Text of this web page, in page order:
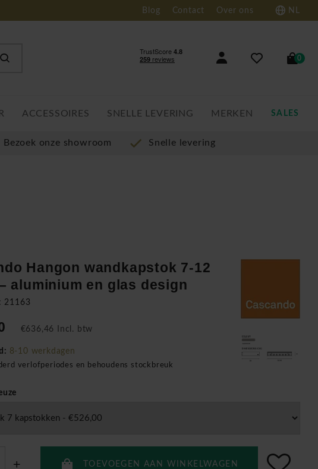
Blog Contact Over ons NL
0
ACCESSOIRES SNELLE LEVERING MERKEN SALES
Bezoek onze showroom Snelle levering
Hangon wandkapstok 7-12
aluminium en glas design
21163
€636,46 Incl. btw
8-10 werkdagen
verlofperiodes en behoudens stockbreuk
TOEVOEGEN AAN WINKELWAGEN